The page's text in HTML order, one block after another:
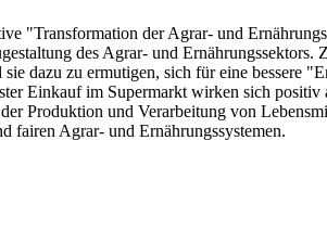
"Transformation der Agrar- und
des Agrar- und
dazu zu ermutigen, sich für eine bessere
Einkauf im Supermarkt wirken sich
Produktion und Verarbeitung von
fairen Agrar- und Ernährungssystemen.